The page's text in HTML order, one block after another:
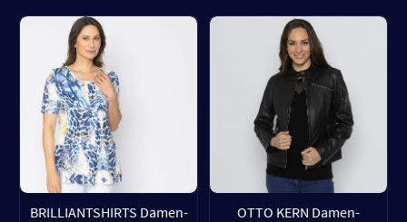
BRILLIANTSHIRTS Damen-
OTTO KERN Damen-